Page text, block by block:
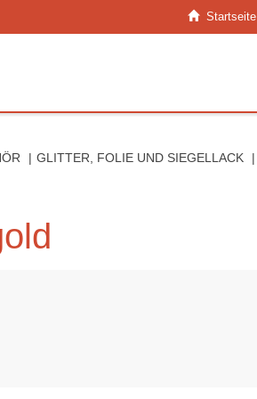
Startseite
GLITTER, FOLIE UND SIEGELLACK